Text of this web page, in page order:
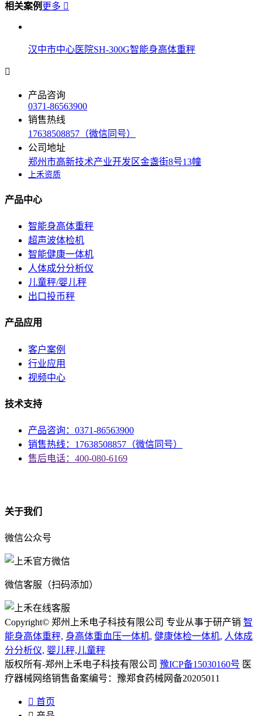
相关案例 更多 
汉中市中心医院SH-300G智能身高体重秤

产品咨询
0371-86563900
销售热线
17638508857（微信同号）
公司地址
郑州市高新技术产业开发区金盏街8号13幢
上禾资质
产品中心
智能身高体重秤
超声波体检机
智能健康一体机
人体成分分析仪
儿童秤/婴儿秤
出口投币秤
产品应用
客户案例
行业应用
视频中心
技术支持
产品咨询：0371-86563900
销售热线：17638508857（微信同号）
售后电话：400-080-6169
关于我们
微信公众号
微信客服（扫码添加）
Copyright© 郑州上禾电子科技有限公司 专业从事于研产销 智
能身高体重秤, 身高体重血压一体机, 健康体检一体机, 人体成
分分析仪, 婴儿秤,儿童秤
版权所有-郑州上禾电子科技有限公司 豫ICP备15030160号 医
疗器械网络销售备案编号：豫郑食药械网备20205011
 首页